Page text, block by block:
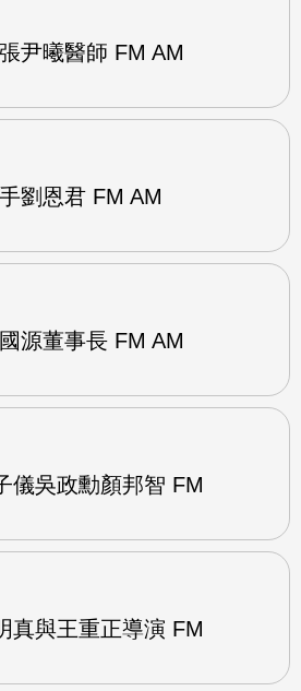
尹曦醫師 FM AM
劉恩君 FM AM
源董事長 FM AM
儀吳政勳顏邦智 FM
真與王重正導演 FM